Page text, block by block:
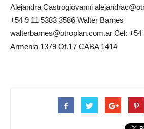
Alejandra Castrogiovanni
+54 9 11 5383 3586 Walter Barnes
walterbarnes@otroplan.com.ar Cel: +54
Armenia 1379 Of.17 CABA 1414